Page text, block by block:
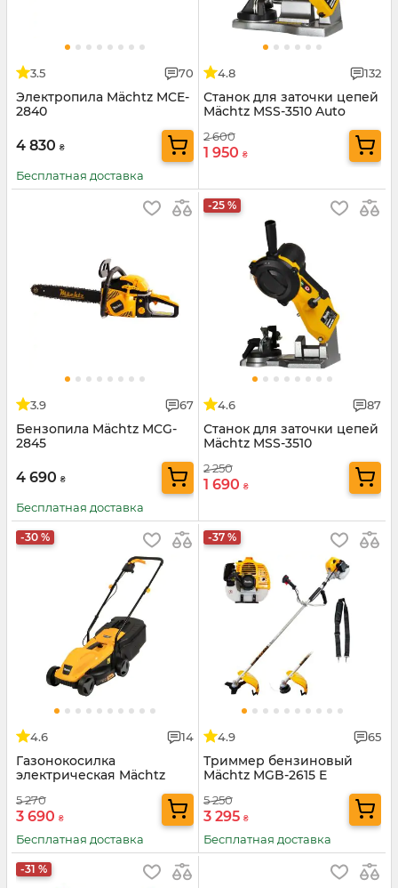
3.5 70
Электропила Mächtz MCE-
2840
4 830 ₴
Бесплатная доставка
4.8 132
Станок для заточки цепей
Mächtz MSS-3510 Auto
2 600
1 950 ₴
3.9 67
Бензопила Mächtz MCG-
2845
4 690 ₴
Бесплатная доставка
-25 %
4.6 87
Станок для заточки цепей
Mächtz MSS-3510
2 250
1 690 ₴
-30 %
4.6 14
Газонокосилка
электрическая Mächtz
5 270
3 690 ₴
Бесплатная доставка
-37 %
4.9 65
Триммер бензиновый
Mächtz MGB-2615 E
5 250
3 295 ₴
Бесплатная доставка
-31 %